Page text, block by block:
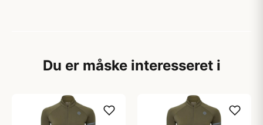
Du er måske interesseret i